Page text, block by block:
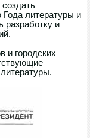
Года литературы и
разработку и
и городских